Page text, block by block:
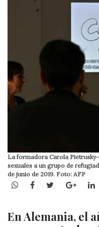
La formadora Carola
sexuales a un grupo de
de junio de 2019. Foto: AFP
WhatsApp
Facebook
Twitter
En Alemania, el